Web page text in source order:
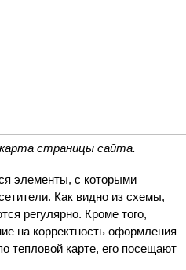
карта страницы сайта.
элементы, с которыми
Как видно из схемы,
регулярно. Кроме того,
на корректность оформления
тепловой карте, его посещают